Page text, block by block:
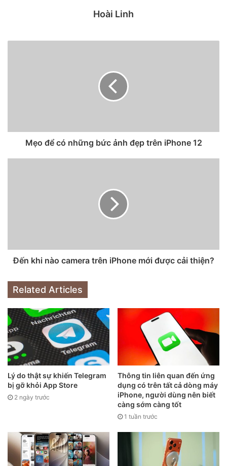
cứu rất bài bản về tác động của một chiếc xe điện thông
minh mang nhãn hiệu Apple – dù hãng này chẳng xác nhận
hay phủ nhận nó từ trước cho đến nay.
USD/năm trên toàn cầu
thực tế rất đơn giản: Đó là một thị trường rộng lớn.
Ngành công nghiệp này đạt doanh số khoảng 2000 tỷ
tập trung vào các mẫu xe cao cấp. Vì thế thị trường của iCar
khoảng 1/3 tổng thị trường xe hơi hiện nay.
Hyundai Motor của Hàn Quốc đang đàm phán với Apple
trong một dự án phát triển xe tự lái mới?
Các nhà sản xuất ô tô hiện nay sẽ sản xuất phụ tùng cho
Hoài Linh
Mẹo để có những bức ảnh đẹp trên iPhone 12
Đến khi nào camera trên iPhone mới được cải thiện?
Related Articles
Lý do thật sự khiến Telegram
bị gỡ khỏi App Store
2 ngày trước
Thông tin liên quan đến ứng
dụng có trên tất cả dòng máy
iPhone, người dùng nên biết
càng sớm càng tốt
1 tuần trước